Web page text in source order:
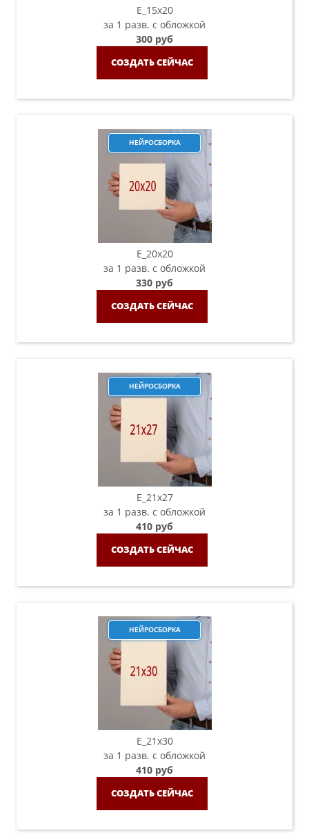
E_15х20
за 1 разв. с обложкой
300 руб
СОЗДАТЬ СЕЙЧАС
НЕЙРОСБОРКА
E_20х20
за 1 разв. с обложкой
330 руб
СОЗДАТЬ СЕЙЧАС
НЕЙРОСБОРКА
E_21х27
за 1 разв. с обложкой
410 руб
СОЗДАТЬ СЕЙЧАС
НЕЙРОСБОРКА
E_21х30
за 1 разв. с обложкой
410 руб
СОЗДАТЬ СЕЙЧАС